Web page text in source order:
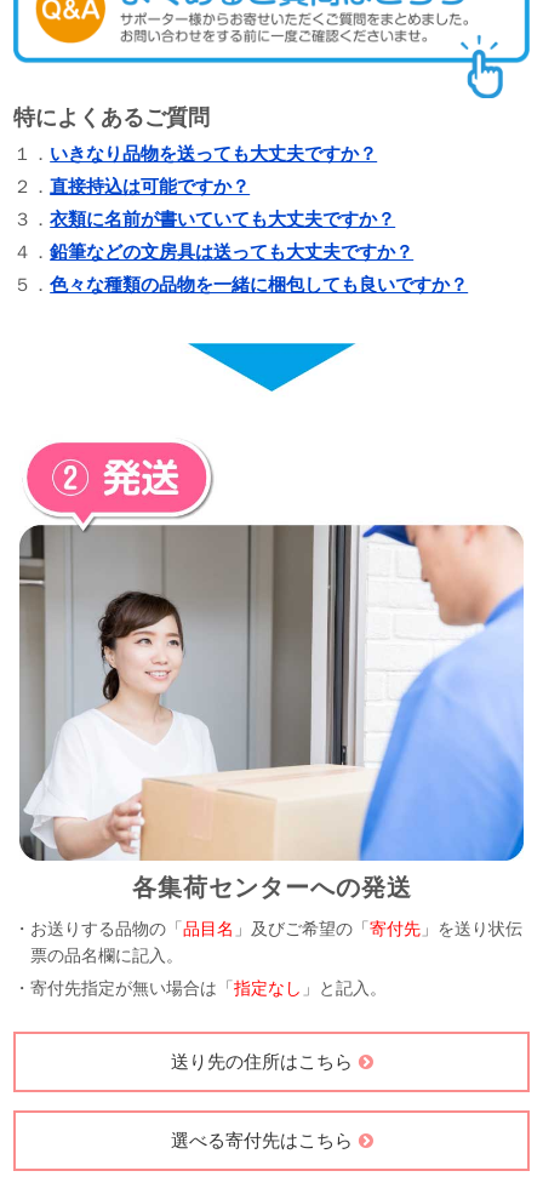
特によくあるご質問
１． いきなり品物を送っても大丈夫ですか？
２．直接持込は可能ですか？
３．衣類に名前が書いていても大丈夫ですか？
４．鉛筆などの文房具は送っても大丈夫ですか？
５．色々な種類の品物を一緒に梱包しても良いですか？
各集荷センターへの発送
・お送りする品物の「品目名 」及びご希望の「寄付先 」を送り状伝
票の品名欄に記入。
・寄付先指定が無い場合は「指定なし 」と記入。
送り先の住所はこちら
選べる寄付先はこちら